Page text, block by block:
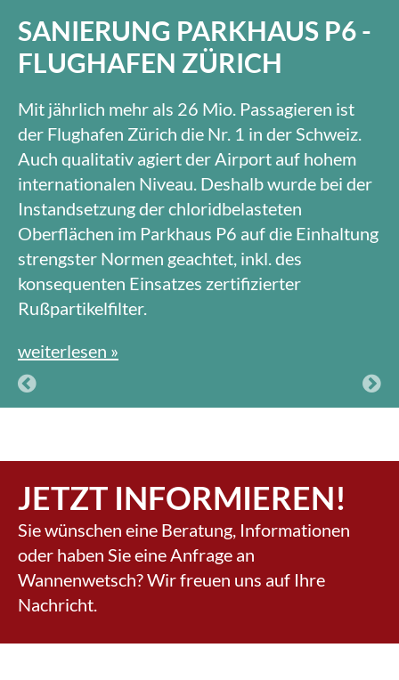
SANIERUNG PARKHAUS P6 -
FLUGHAFEN ZÜRICH
Mit jährlich mehr als 26 Mio. Passagieren ist
der Flughafen Zürich die Nr. 1 in der Schweiz.
Auch qualitativ agiert der Airport auf hohem
internationalen Niveau. Deshalb wurde bei der
Instandsetzung der chloridbelasteten
Oberflächen im Parkhaus P6 auf die Einhaltung
strengster Normen geachtet, inkl. des
konsequenten Einsatzes zertifizierter
Rußpartikelfilter.
weiterlesen »
JETZT INFORMIEREN!
Sie wünschen eine Beratung, Informationen
oder haben Sie eine Anfrage an
Wannenwetsch? Wir freuen uns auf Ihre
Nachricht.